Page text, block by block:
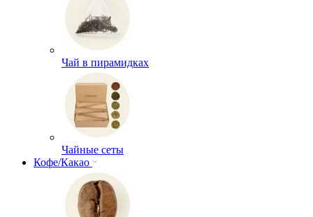
Чай в пирамидках
Чайные сеты
Кофе/Какао